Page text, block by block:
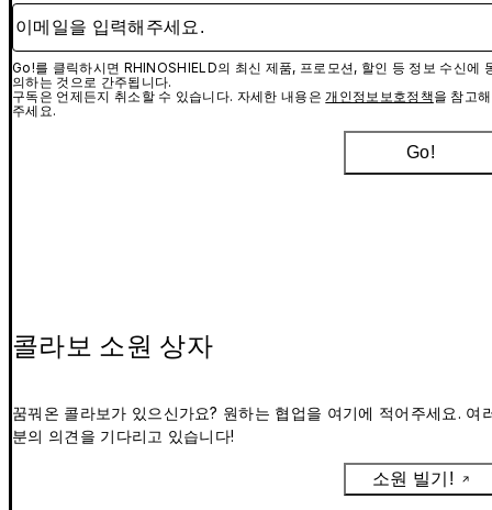
이메일을 입력해주세요.
Go!를 클릭하시면 RHINOSHIELD의 최신 제품, 프로모션, 할인 등 정보 수신에
의하는 것으로 간주됩니다.
구독은 언제든지 취소할 수 있습니다. 자세한 내용은 개인정보보호정책을 참고해
주세요.
Go!
콜라보 소원 상자
꿈꿔온 콜라보가 있으신가요? 원하는 협업을 여기에 적어주세요. 여
분의 의견을 기다리고 있습니다!
소원 빌기!